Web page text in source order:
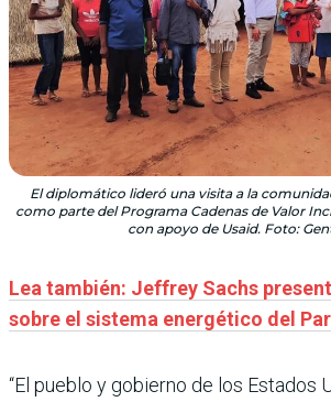
El diplomático lideró una visita a la
como parte del Programa Cadenas de Valor
con apoyo de Usaid. Foto:
Lea también: Jeffrey Sachs
sobre el sistema energético del
“El pueblo y gobierno de los Estados